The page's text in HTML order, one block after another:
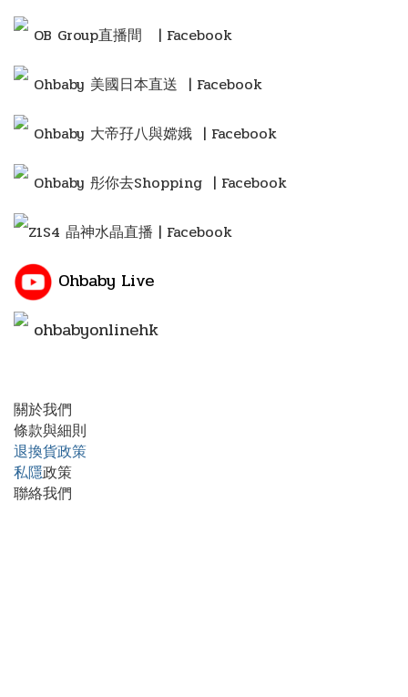
OB Group直播間 | Facebook
Ohbaby 美國日本直送 | Facebook
Ohbaby 大帝孖八與嫦娥 | Facebook
Ohbaby 彤你去Shopping | Facebook
Z1S4 晶神水晶直播 | Facebook
Ohbaby Live
ohbabyonlinehk
關於我們
條款與細則
退換貨政策
私隱政策
聯絡我們